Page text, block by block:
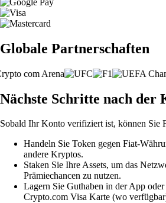
Globale Partnerschaften
Nächste Schritte nach der
Sobald Ihr Konto verifiziert ist, können Sie
Handeln Sie Token gegen Fiat-
andere Kryptos.
Staken Sie Ihre Assets, um das
Prämiechancen zu nutzen.
Lagern Sie Guthaben in der App
Crypto.com Visa Karte (wo